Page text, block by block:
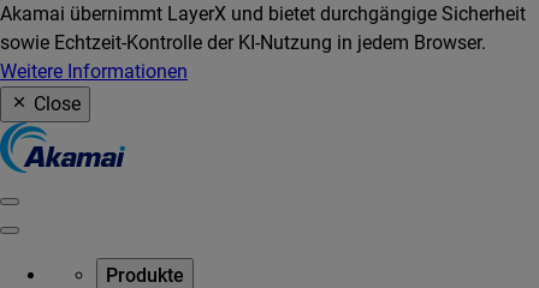
Akamai übernimmt LayerX und bietet durchgängige Sicherheit
sowie Echtzeit-Kontrolle der KI-Nutzung in jedem Browser.
Weitere Informationen
Close
Produkte